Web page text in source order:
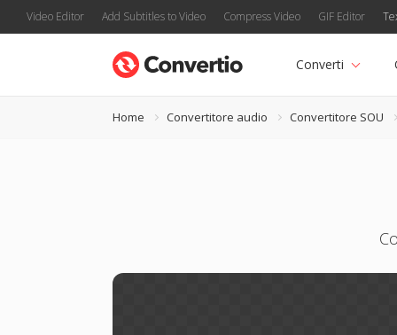
Video Editor Add Subtitles to Video Compress Video GIF Editor
Converti
Home Convertitore audio Convertitore SOU